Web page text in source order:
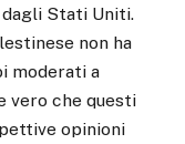
Stati Uniti.
non ha
moderati a
vero che questi
opinioni